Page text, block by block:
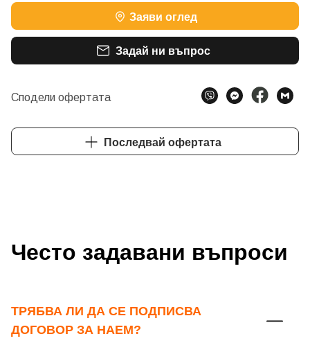
Добре дошъл!
Заяви оглед
Задай ни въпрос
Сподели офертата
Последвай офертата
Често задавани въпроси
ТРЯБВА ЛИ ДА СЕ ПОДПИСВА
ДОГОВОР ЗА НАЕМ?